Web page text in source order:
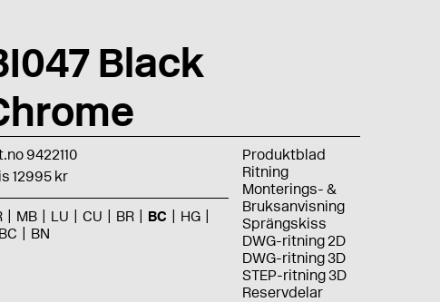
Black
9422110
12995 kr
MB LU CU BR BC
HG
BN
Produktblad
Ritning
Monterings- &
Bruksanvisning
Sprängskiss
DWG-ritning 2D
DWG-ritning 3D
STEP-ritning 3D
Reservdelar